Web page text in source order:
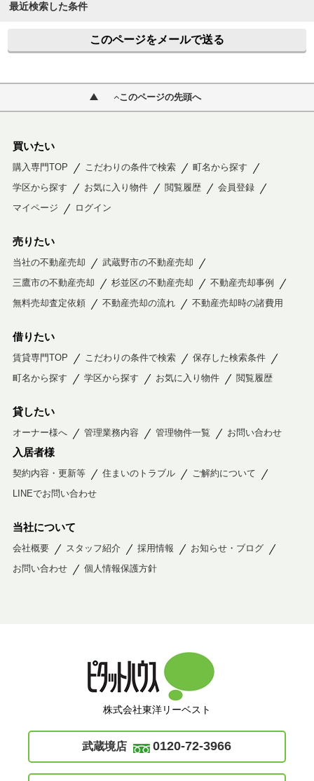
最近検索した条件
このページをメールで送る
このページの先頭へ
買いたい
購入専門TOP こだわりの条件で検索
町名から探す
学区から探す
お気に入り物件 閲覧履歴
会員登録
マイページ
ログイン
売りたい
当社の不動産売却
武蔵野市の不動産売却
三鷹市の不動産売却
杉並区の不動産売却
不動産売却事例
無料売却査定依頼
不動産売却の流れ 不動産売却時の諸費用
借りたい
賃貸専門TOP こだわりの条件で検索
保存した検索条件
町名から探す
学区から探す お気に入り物件 閲覧履歴
貸したい
オーナー様へ 管理業務内容 管理物件一覧 お問い合わせ
入居者様
契約内容・更新等 住まいのトラブル
ご解約について
LINEでお問い合わせ
当社について
会社概要 スタッフ紹介 採用情報
お知らせ・ブログ
お問い合わせ
個人情報保護方針
株式会社東洋リーベスト
武蔵境店 0120-72-3966